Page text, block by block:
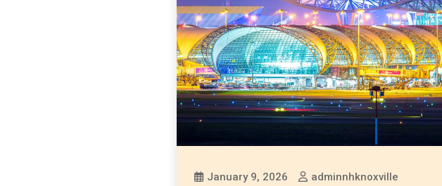
January 9, 2026 adminnhknoxville